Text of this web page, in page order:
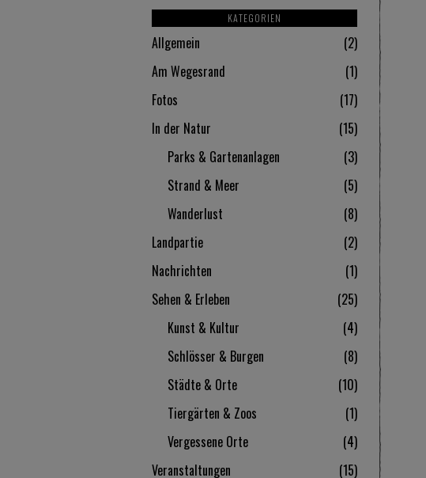
KATEGORIEN
Allgemein
2
Am Wegesrand
1
Fotos
17
In der Natur
15
Parks & Gartenanlagen
3
Strand & Meer
5
Wanderlust
8
Landpartie
2
Nachrichten
1
Sehen & Erleben
25
Kunst & Kultur
4
Schlösser & Burgen
8
Städte & Orte
10
Tiergärten & Zoos
1
Vergessene Orte
4
Veranstaltungen
15